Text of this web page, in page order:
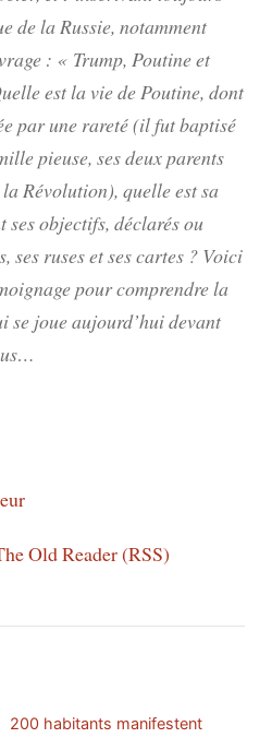
de la Russie, notamment
: « Trump, Poutine et
est la vie de Poutine, dont
par une rareté (il fut baptisé
pieuse, ses deux parents
Révolution), quelle est sa
ses objectifs, déclarés ou
ses ruses et ses cartes ? Voici
pour comprendre la
se joue aujourd’hui devant
Old Reader (RSS)
habitants manifestent